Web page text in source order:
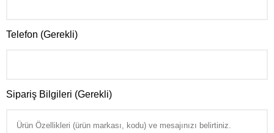
Telefon (Gerekli)
Sipariş Bilgileri (Gerekli)